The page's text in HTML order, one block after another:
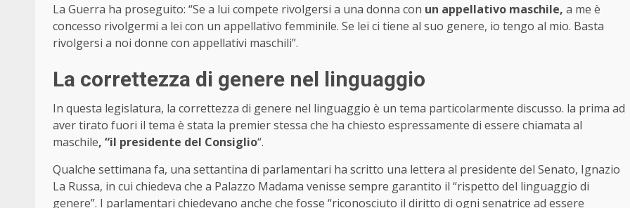
La Guerra ha proseguito: “Se a lui compete rivolgersi a una donna con un appellativo maschile, a me è
concesso rivolgermi a lei con un appellativo femminile. Se lei ci tiene al suo genere, io tengo al mio. Basta
rivolgersi a noi donne con appellativi maschili”.
La correttezza di genere nel linguaggio
In questa legislatura, la correttezza di genere nel linguaggio è un tema particolarmente discusso. la prima ad
aver tirato fuori il tema è stata la premier stessa che ha chiesto espressamente di essere chiamata al
maschile, “il presidente del Consiglio“.
Qualche settimana fa, una settantina di parlamentari ha scritto una lettera al presidente del Senato, Ignazio
La Russa, in cui chiedeva che a Palazzo Madama venisse sempre garantito il “rispetto del linguaggio di
genere”. I parlamentari chiedevano anche che fosse “riconosciuto il diritto di ogni senatrice ad essere